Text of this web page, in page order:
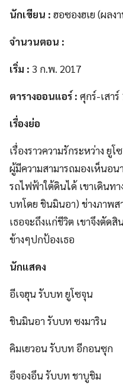
นักเขียน : ฮอซองฮเย (ผลง
จำนวนตอน :
เริ่ม : 3 ก.พ. 2017
ตารางออนแอร์ : ศุกร์-เสา
เรื่องย่อ
เรื่องราวความรักระหว่าง ยู
ผู้มีความสามารถมองเห็นอน
รถไฟฟ้าใต้ดินได้ เขาเดินท
บทโดย ชินมินอา) ช่างภาพส
เธอจะถึงแก่ชีวิต เขาจึงตัด
ข้างๆปกป้องเธอ
นักแสดง
อีเจฮุน รับบท ยูโซจุน
ชินมินอา รับบท ซงมาริน
คิมเยวอน รับบท อีกอนซุก
อีจองอึน รับบท ชาบูชิม